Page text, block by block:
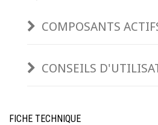
COMPOSANTS
CONSEILS
FICHE TECHNIQUE